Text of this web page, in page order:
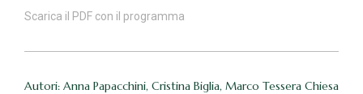
Scarica il PDF con il programma
Autori: Anna Papacchini, Cristina Biglia, Marco Tessera Chiesa